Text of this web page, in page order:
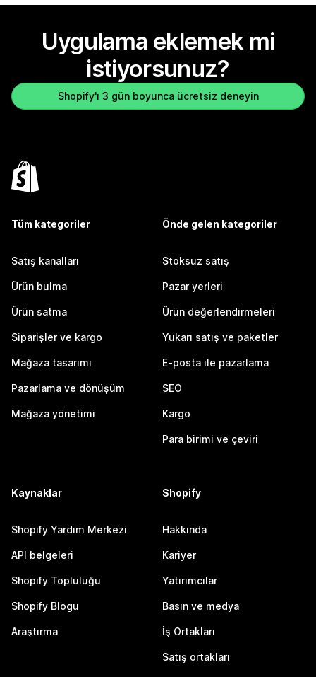
Uygulama eklemek mi
istiyorsunuz?
Shopify'ı 3 gün boyunca ücretsiz deneyin
Tüm kategoriler
Satış kanalları
Ürün bulma
Ürün satma
Siparişler ve kargo
Mağaza tasarımı
Pazarlama ve dönüşüm
Mağaza yönetimi
Önde gelen kategoriler
Stoksuz satış
Pazar yerleri
Ürün değerlendirmeleri
Yukarı satış ve paketler
E-posta ile pazarlama
SEO
Kargo
Para birimi ve çeviri
Kaynaklar
Shopify Yardım Merkezi
API belgeleri
Shopify Topluluğu
Shopify Blogu
Araştırma
Shopify
Hakkında
Kariyer
Yatırımcılar
Basın ve medya
İş Ortakları
Satış ortakları